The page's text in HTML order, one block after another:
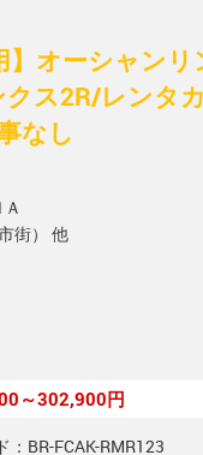
】オーシャン
ス2R/レンタ
なし
街） 他
～302,900円
：BR-FCAK-RMR123